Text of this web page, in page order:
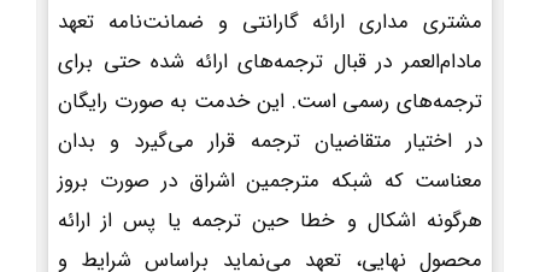
مشتری مداری ارائه گارانتی و ضمانت‌نامه تعهد
مادام‌العمر در قبال ترجمه‌های ارائه شده حتی برای
ترجمه‌های رسمی است. این خدمت به صورت رایگان
در اختیار متقاضیان ترجمه قرار می‌گیرد و بدان
معناست که شبکه مترجمین اشراق در صورت بروز
هرگونه اشکال و خطا حین ترجمه یا پس از ارائه
محصول نهایی، تعهد می‌نماید براساس شرایط و